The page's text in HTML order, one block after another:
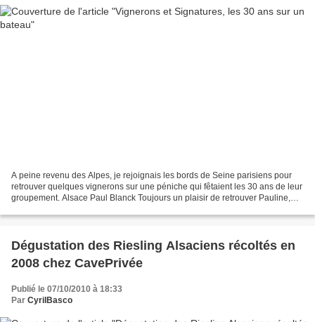
A peine revenu des Alpes, je rejoignais les bords de Seine parisiens pour
retrouver quelques vignerons sur une péniche qui fêtaient les 30 ans de leur
groupement. Alsace Paul Blanck Toujours un plaisir de retrouver Pauline,
Dégustation des Riesling Alsaciens récoltés en
2008 chez CavePrivée
Publié le 07/10/2010 à 18:33
Par CyrilBasco